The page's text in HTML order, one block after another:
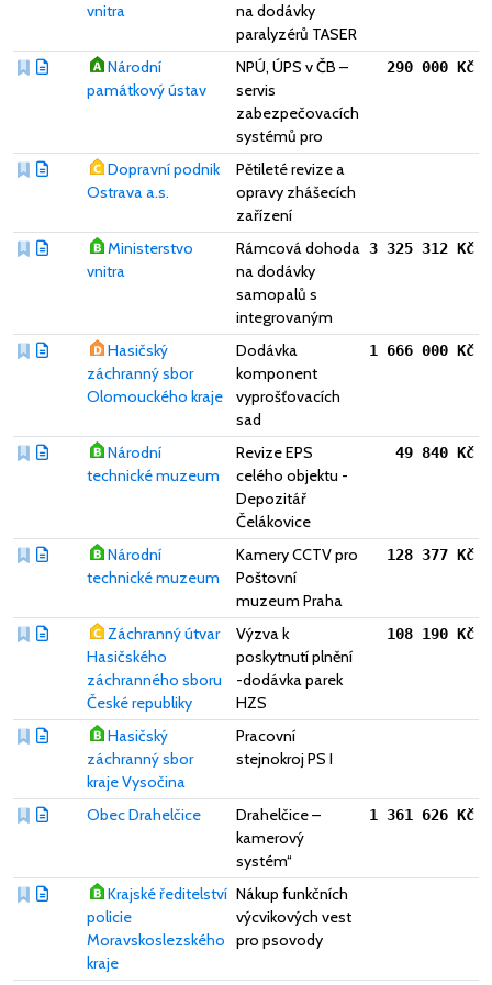
vnitra
na dodávky
paralyzérů TASER
Národní
památkový ústav
NPÚ, ÚPS v ČB –
servis
zabezpečovacích
systémů pro
290 000 Kč
Dopravní podnik
Ostrava a.s.
Pětileté revize a
opravy zhášecích
zařízení
Ministerstvo
vnitra
Rámcová dohoda
na dodávky
samopalů s
integrovaným
3 325 312 Kč
Hasičský
záchranný sbor
Olomouckého kraje
Dodávka
komponent
vyprošťovacích
sad
1 666 000 Kč
Národní
technické muzeum
Revize EPS
celého objektu -
Depozitář
Čelákovice
49 840 Kč
Národní
technické muzeum
Kamery CCTV pro
Poštovní
muzeum Praha
128 377 Kč
Záchranný útvar
Hasičského
záchranného sboru
České republiky
Výzva k
poskytnutí plnění
-dodávka parek
HZS
108 190 Kč
Hasičský
záchranný sbor
kraje Vysočina
Pracovní
stejnokroj PS I
Obec Drahelčice
Drahelčice –
kamerový
systém“
1 361 626 Kč
Krajské ředitelství
policie
Moravskoslezského
kraje
Nákup funkčních
výcvikových vest
pro psovody